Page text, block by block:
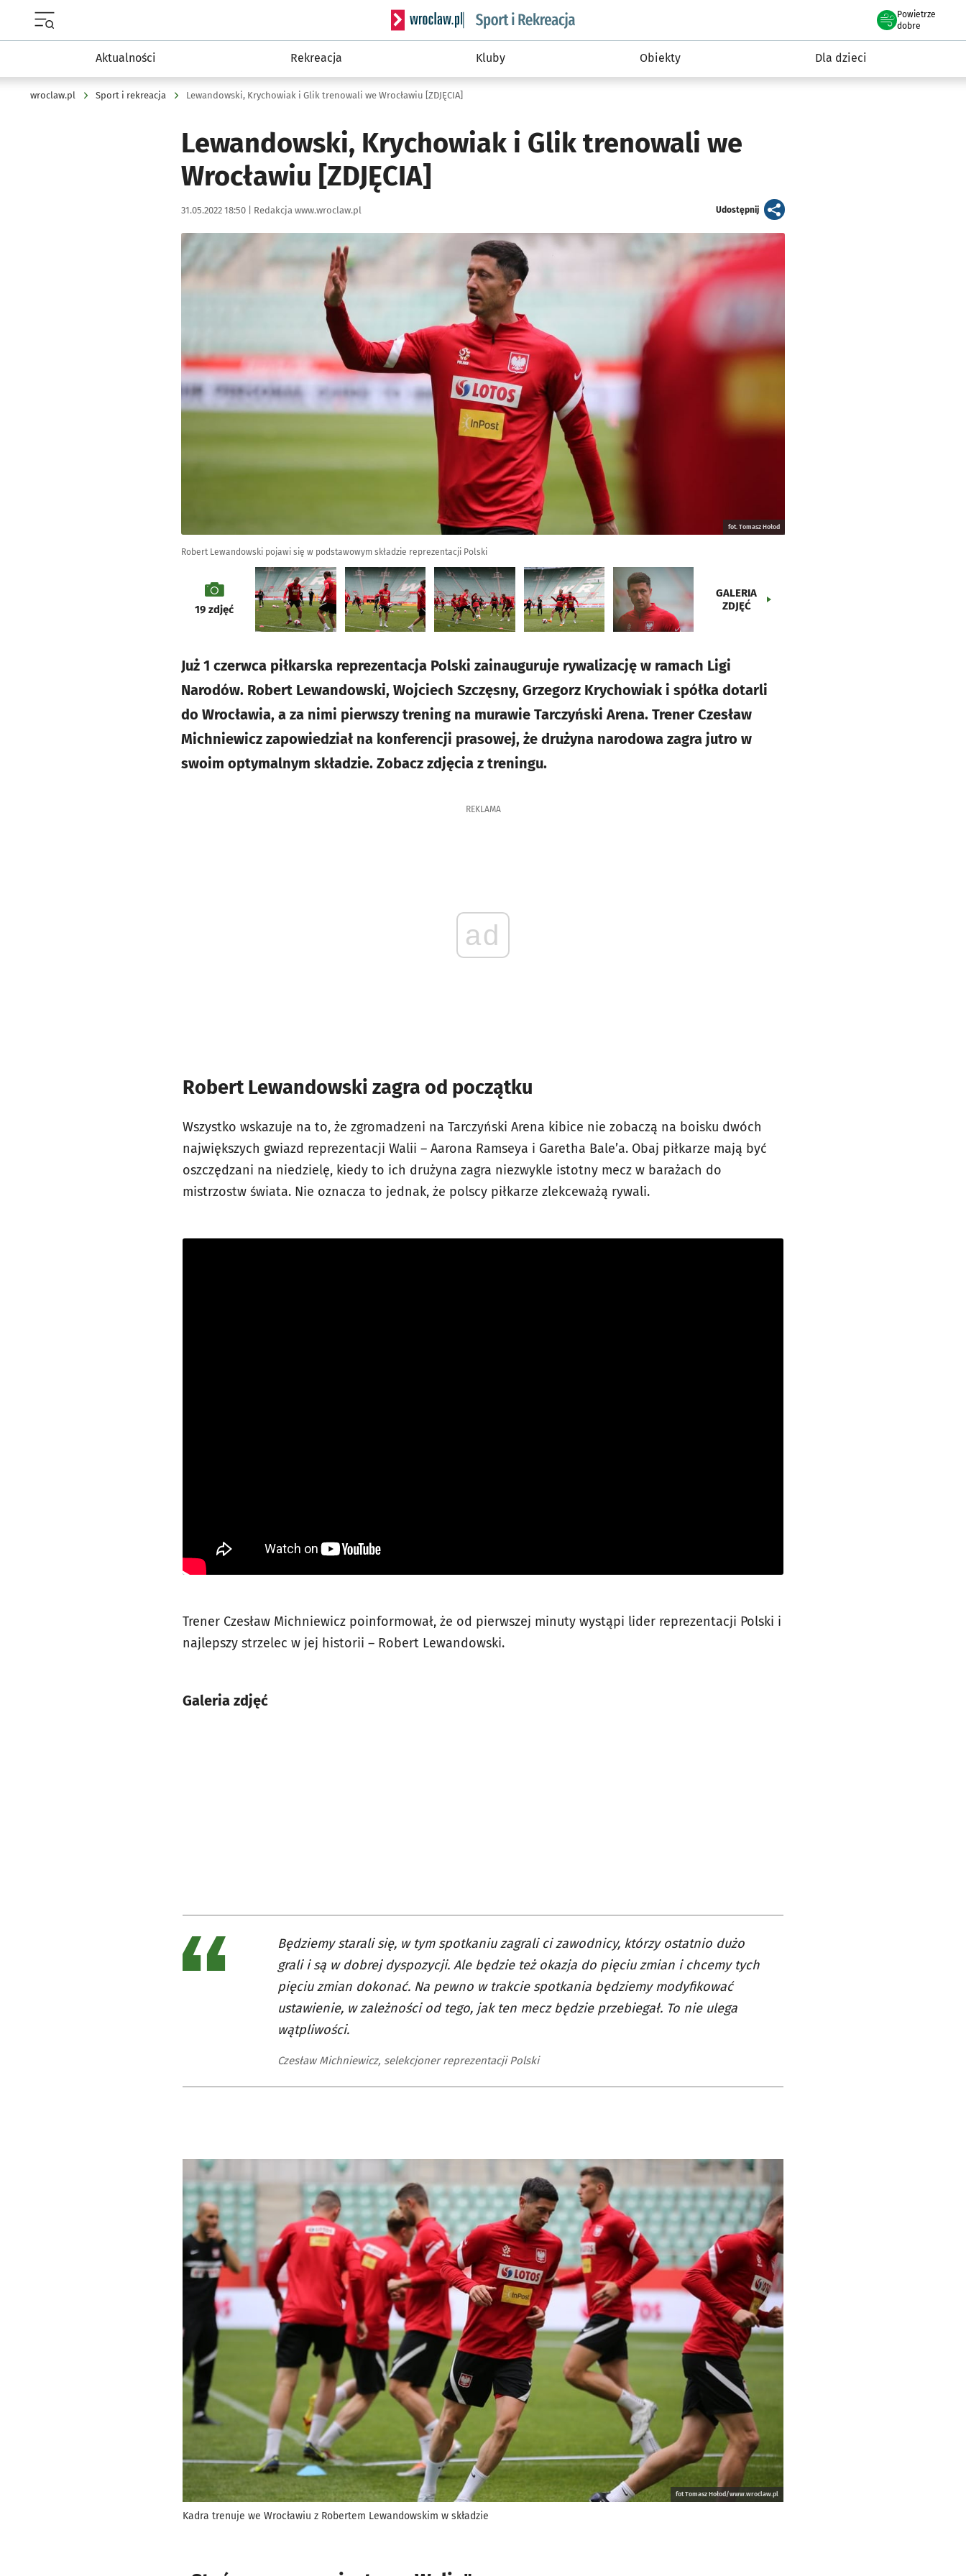
Serwis informacyjny wroclaw.pl podserwis: Sport i rekreacja
Powietrze
we Wrocławiu
dobre
Aktualności Rekreacja Kluby Obiekty Dla dzieci
wroclaw.pl Sport i rekreacja Lewandowski, Krychowiak i Glik trenowali we Wrocławiu [ZDJĘCIA]
Lewandowski, Krychowiak i Glik trenowali we
Wrocławiu [ZDJĘCIA]
Data publikacji:
31.05.2022 18:50 | Autor:
Redakcja www.wroclaw.pl Udostępnijartykuł
Kliknij, aby zobaczyć galerię
Kliknij, aby powiększyć
fot. Tomasz Hołod
Robert Lewandowski pojawi się w podstawowym składzie reprezentacji Polski
galeria
19zdjęć
GALERIA
ZDJĘĆ
Już 1 czerwca piłkarska reprezentacja Polski zainauguruje rywalizację w ramach Ligi
Narodów. Robert Lewandowski, Wojciech Szczęsny, Grzegorz Krychowiak i spółka dotarli
do Wrocławia, a za nimi pierwszy trening na murawie Tarczyński Arena. Trener Czesław
Michniewicz zapowiedział na konferencji prasowej, że drużyna narodowa zagra jutro w
swoim optymalnym składzie. Zobacz zdjęcia z treningu.
REKLAMA
ad
Robert Lewandowski zagra od początku
Wszystko wskazuje na to, że zgromadzeni na Tarczyński Arena kibice nie zobaczą na boisku dwóch
największych gwiazd reprezentacji Walii – Aarona Ramseya i Garetha Bale’a. Obaj piłkarze mają być
oszczędzani na niedzielę, kiedy to ich drużyna zagra niezwykle istotny mecz w barażach do
mistrzostw świata. Nie oznacza to jednak, że polscy piłkarze zlekceważą rywali.
Trener Czesław Michniewicz poinformował, że od pierwszej minuty wystąpi lider reprezentacji Polski i
najlepszy strzelec w jej historii – Robert Lewandowski.
Galeria zdjęć
Będziemy starali się, w tym spotkaniu zagrali ci zawodnicy, którzy ostatnio dużo
grali i są w dobrej dyspozycji. Ale będzie też okazja do pięciu zmian i chcemy tych
pięciu zmian dokonać. Na pewno w trakcie spotkania będziemy modyfikować
ustawienie, w zależności od tego, jak ten mecz będzie przebiegał. To nie ulega
wątpliwości.
Czesław Michniewicz, selekcjoner reprezentacji Polski
fot Tomasz Hołod/www.wroclaw.pl
Kadra trenuje we Wrocławiu z Robertem Lewandowskim w składzie